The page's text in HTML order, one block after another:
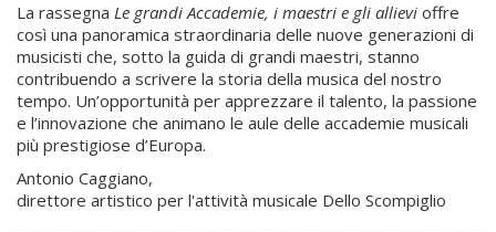
La rassegna Le grandi Accademie, i maestri e gli allievi offre
così una panoramica straordinaria delle nuove generazioni di
musicisti che, sotto la guida di grandi maestri, stanno
contribuendo a scrivere la storia della musica del nostro
tempo. Un’opportunità per apprezzare il talento, la passione
e l’innovazione che animano le aule delle accademie musicali
più prestigiose d’Europa.
Antonio Caggiano,
direttore artistico per l'attività musicale Dello Scompiglio